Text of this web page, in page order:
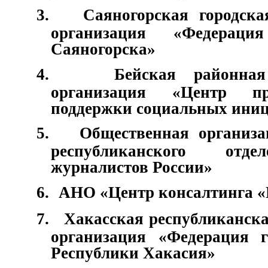
3.
Саяногорская
организация
Саяногорска»
4.
Бейская
организация «Центр
поддержки социальных
5.
Общественная
республиканского
журналистов России»
6. АНО «Центр консалтинга
7.
Хакасская
организация «Федерация
Республики Хакасия»